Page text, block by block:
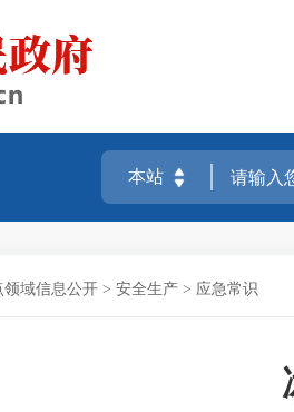
领域信息公开 > 安全生产 > 应急常识